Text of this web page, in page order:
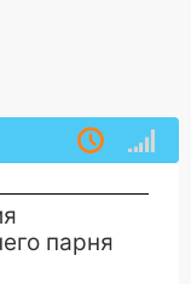
парня